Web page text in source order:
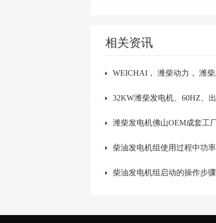
相关资讯
​柴油发电机组启动的操作步骤